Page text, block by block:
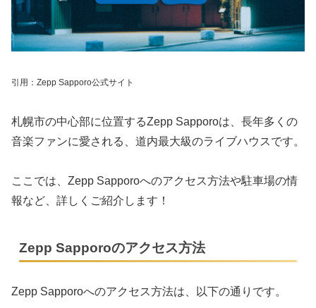
引用：Zepp Sapporo公式サイト
札幌市の中心部に位置するZepp Sapporoは、長年多くの
音楽ファンに愛される、道内最大級のライブハウスです。
ここでは、Zepp Sapporoへのアクセス方法や駐車場の情
報など、詳しくご紹介します！
Zepp Sapporoのアクセス方法
Zepp Sapporoへのアクセス方法は、以下の通りです。